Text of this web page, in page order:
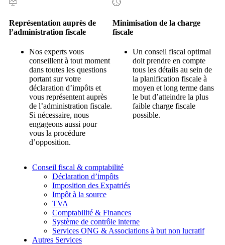
Représentation auprès de
l’administration fiscale
Nos experts vous
conseillent à tout moment
dans toutes les questions
portant sur votre
déclaration d’impôts et
vous représentent auprès
de l’administration fiscale.
Si nécessaire, nous
engageons aussi pour
vous la procédure
d’opposition.
Minimisation de la charge
fiscale
Un conseil fiscal optimal
doit prendre en compte
tous les détails au sein de
la planification fiscale à
moyen et long terme dans
le but d’atteindre la plus
faible charge fiscale
possible.
Conseil fiscal & comptabilité
Déclaration d’impôts
Imposition des Expatriés
Impôt à la source
TVA
Comptabilité & Finances
Système de contrôle interne
Services ONG & Associations à but non lucratif
Autres Services